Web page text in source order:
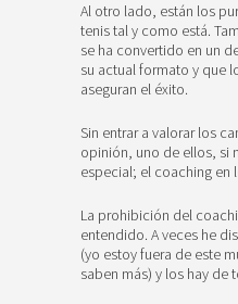
Al otro lado, están los
tenis tal y como está.
se ha convertido en un
su actual formato y que
aseguran el éxito.
Sin entrar a valorar los
opinión, uno de ellos, si
especial; el coaching en
La prohibición del
entendido. A veces he
(yo estoy fuera de este
saben más) y los hay de